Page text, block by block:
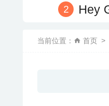
Hey
当前位置： 首页